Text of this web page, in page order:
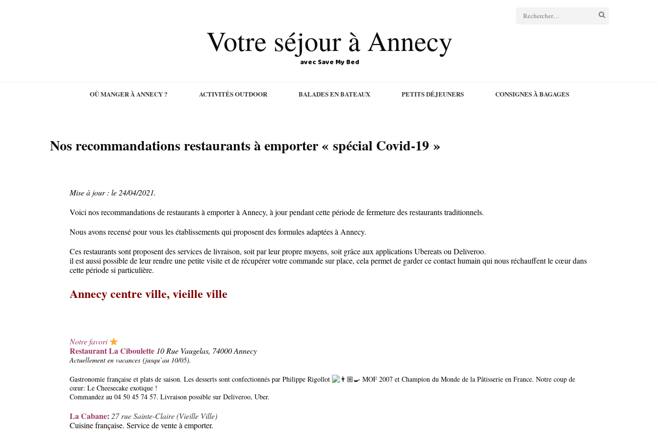
Rechercher :
Votre séjour à Annecy
avec Save My Bed
OÙ MANGER À ANNECY ? ACTIVITÉS OUTDOOR BALADES EN BATEAUX PETITS DÉJEUNERS CONSIGNES À BAGAGES
Nos recommandations restaurants à emporter « spécial Covid-19 »
Mise à jour : le 24/04/2021.
Voici nos recommandations de restaurants à emporter à Annecy, à jour pendant cette période de fermeture des restaurants traditionnels.
Nous avons recensé pour vous les établissements qui proposent des formules adaptées à Annecy.
Ces restaurants sont proposent des services de livraison, soit par leur propre moyens, soit grâce aux applications Ubereats ou Deliveroo.
il est aussi possible de leur rendre une petite visite et de récupérer votre commande sur place, cela permet de garder ce contact humain qui nous réchauffent le cœur dans
cette période si particulière.
Annecy centre ville, vieille ville
Notre favori
Restaurant La Ciboulette 10 Rue Vaugelas, 74000 Annecy
Actuellement en vacances (jusqu’au 10/05).
Gastronomie française et plats de saison. Les desserts sont confectionnés par Philippe Rigollot
MOF 2007 et Champion du Monde de la Pâtisserie en France. Notre coup de
cœur: Le Cheesecake exotique !
Commandez au 04 50 45 74 57. Livraison possible sur Deliveroo, Uber.
La Cabane: 27 rue Sainte-Claire (Vieille Ville)
Cuisine française. Service de vente à emporter.